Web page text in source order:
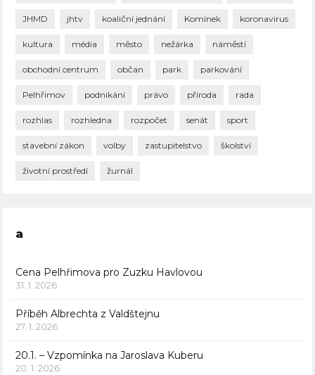
JHMD jhtv koaliční jednání Komínek koronavirus
kultura média město nežárka náměstí
obchodní centrum občan park parkování
Pelhřimov podnikání právo příroda rada
rozhlas rozhledna rozpočet senát sport
stavební zákon volby zastupitelstvo školství
životní prostředí žurnál
a
Cena Pelhřimova pro Zuzku Havlovou
31. 1. 2026
Příběh Albrechta z Valdštejnu
27. 1. 2026
20.1. – Vzpomínka na Jaroslava Kuberu
20. 1. 2026